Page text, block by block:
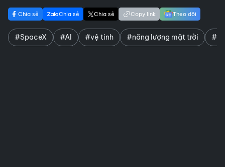
Chia sẻ Chia sẻ Chia sẻ Copy link Theo dõi
#SpaceX #AI #vệ tinh #năng lượng mặt trời